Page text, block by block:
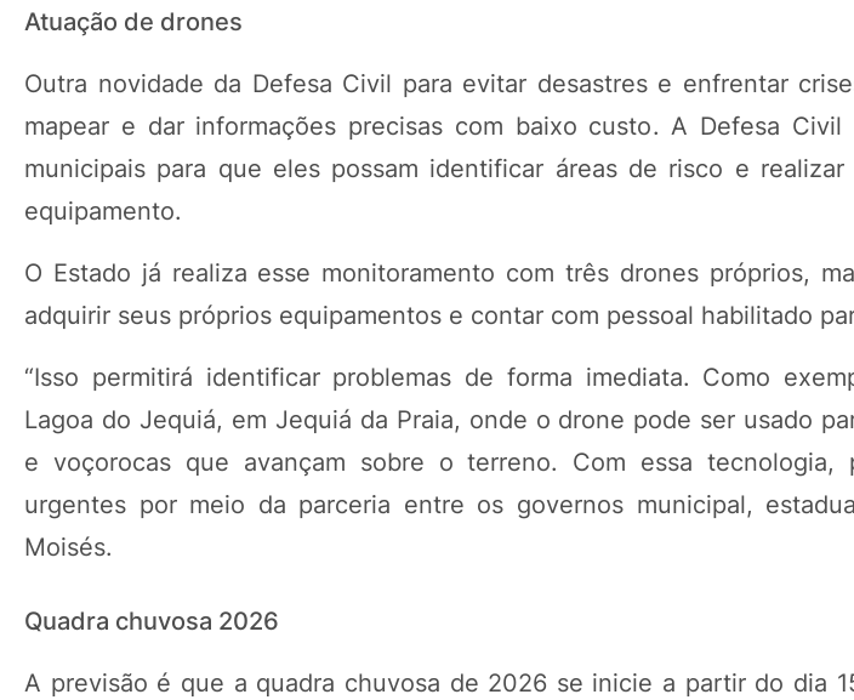
Atuação de drones
Outra novidade da Defesa Civil para evitar desastres e enfrentar
mapear e dar informações precisas com baixo custo. A Defesa
municipais para que eles possam identificar áreas de risco e
equipamento.
O Estado já realiza esse monitoramento com três drones próprios,
adquirir seus próprios equipamentos e contar com pessoal habilitado
“Isso permitirá identificar problemas de forma imediata. Como
Lagoa do Jequiá, em Jequiá da Praia, onde o drone pode ser usado
e voçorocas que avançam sobre o terreno. Com essa tecnologia,
urgentes por meio da parceria entre os governos municipal,
Moisés.
Quadra chuvosa 2026
A previsão é que a quadra chuvosa de 2026 se inicie a partir do dia